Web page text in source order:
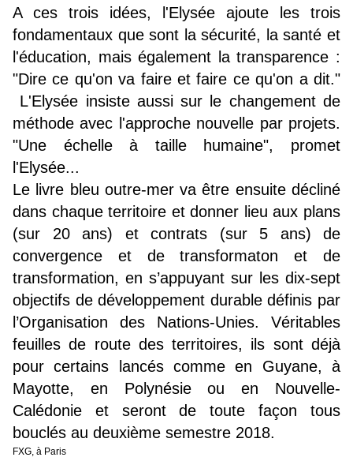
A ces trois idées, l'Elysée ajoute les trois
fondamentaux que sont la sécurité, la santé et
l'éducation, mais également la transparence :
"Dire ce qu'on va faire et faire ce qu'on a dit."
L'Elysée insiste aussi sur le changement de
méthode avec l'approche nouvelle par projets.
"Une échelle à taille humaine", promet
l'Elysée...
Le livre bleu outre-mer va être ensuite décliné
dans chaque territoire et donner lieu aux plans
(sur 20 ans) et contrats (sur 5 ans) de
convergence et de transformaton et de
transformation, en s’appuyant sur les dix-sept
objectifs de développement durable définis par
l’Organisation des Nations-Unies. Véritables
feuilles de route des territoires, ils sont déjà
pour certains lancés comme en Guyane, à
Mayotte, en Polynésie ou en Nouvelle-
Calédonie et seront de toute façon tous
bouclés au deuxième semestre 2018.
FXG, à Paris